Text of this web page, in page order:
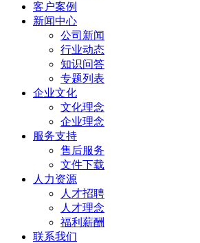
客户案例
新闻中心
公司新闻
行业动态
知识问答
专题列表
企业文化
文化理念
企业理念
服务支持
售后服务
文件下载
人力资源
人才招聘
人才理念
福利薪酬
联系我们